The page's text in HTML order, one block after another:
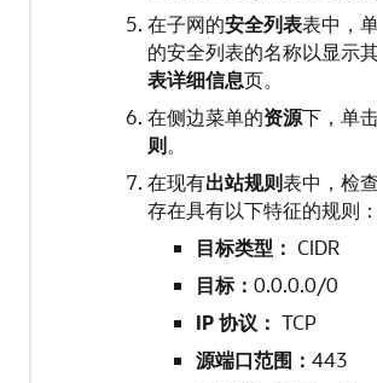
在子网的安全列表表中，
的安全列表的名称以显示
表详细信息页。
在侧边菜单的资源下，单
则。
在现有出站规则表中，检
存在具有以下特征的规则：
目标类型： CIDR
目标： 0.0.0.0/0
IP 协议： TCP
源端口范围： 443